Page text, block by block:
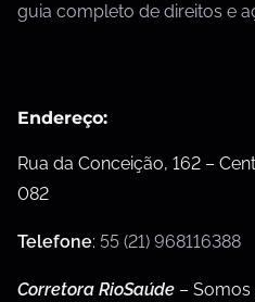
guia completo de direitos e
Endereço:
Rua da Conceição, 162 –
082
Telefone: 55 (21) 968116388
Corretora RioSaúde –